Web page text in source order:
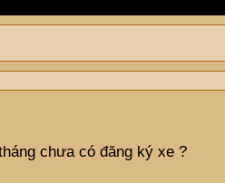
chưa có đăng ký xe ?